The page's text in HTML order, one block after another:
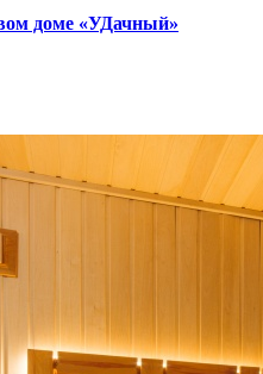
доме «УДачный»